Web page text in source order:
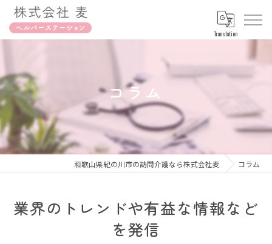
Translation
コラム
和歌山県紀の川市の訪問介護なら株式会社麦 コラム
業界のトレンドや有益な情報など
を発信